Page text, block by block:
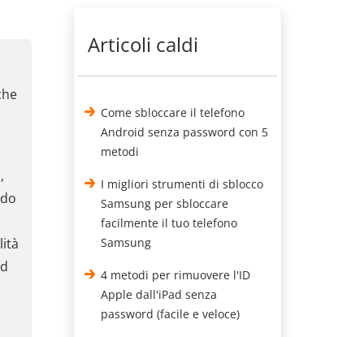
Articoli caldi
Come sbloccare il telefono
Android senza password con 5
metodi
I migliori strumenti di sblocco
Samsung per sbloccare
facilmente il tuo telefono
Samsung
4 metodi per rimuovere l'ID
Apple dall'iPad senza
password (facile e veloce)